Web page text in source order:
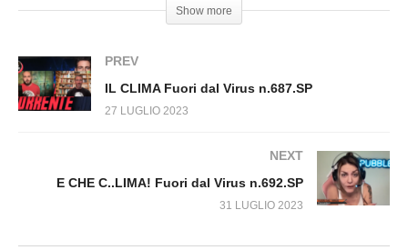
GRANDINE AL NORD E INCENDI AL SUD. Fuori
Show more
PREV
IL CLIMA Fuori dal Virus n.687.SP
27 LUGLIO 2023
NEXT
E CHE C..LIMA! Fuori dal Virus n.692.SP
31 LUGLIO 2023